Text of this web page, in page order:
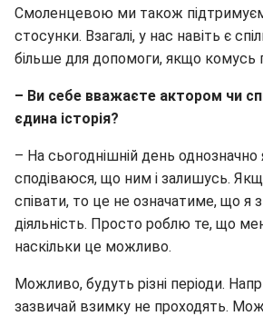
Смоленцевою ми також
стосунки. Взагалі, у нас навіть є
більше для допомоги, якщо комусь
– Ви себе вважаєте актором чи
єдина історія?
– На сьогоднішній день однозначно
сподіваюся, що ним і залишусь.
співати, то це не означатиме, що я
діяльність. Просто роблю те, що
наскільки це можливо.
Можливо, будуть різні періоди.
зазвичай взимку не проходять.